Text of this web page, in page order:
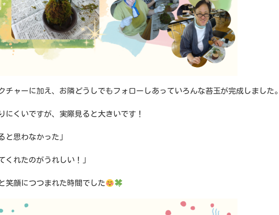
チャーに加え、お隣どうしでもフォローしあっていろんな苔玉が完成しました。
にくいですが、実際見ると大きいです！
と思わなかった」
くれたのがうれしい！」
笑顔につつまれた時間でした